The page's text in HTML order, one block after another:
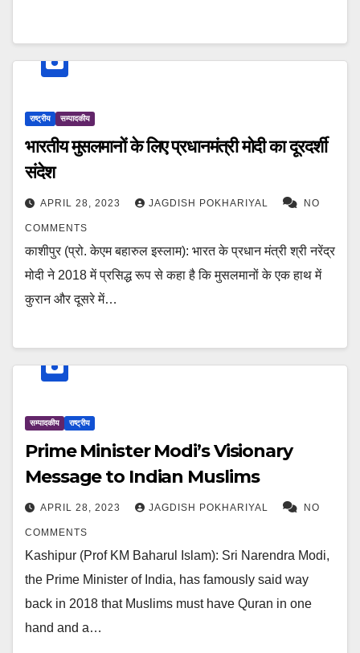
राष्ट्रीय सम्पादकीय
भारतीय मुसलमानों के लिए प्रधानमंत्री मोदी का दूरदर्शी
संदेश
APRIL 28, 2023 JAGDISH POKHARIYAL NO
COMMENTS
काशीपुर (प्रो. केएम बहारुल इस्लाम): भारत के प्रधान मंत्री श्री नरेंद्र
मोदी ने 2018 में प्रसिद्ध रूप से कहा है कि मुसलमानों के एक हाथ में
कुरान और दूसरे में…
सम्पादकीय राष्ट्रीय
Prime Minister Modi’s Visionary
Message to Indian Muslims
APRIL 28, 2023 JAGDISH POKHARIYAL NO
COMMENTS
Kashipur (Prof KM Baharul Islam): Sri Narendra Modi,
the Prime Minister of India, has famously said way
back in 2018 that Muslims must have Quran in one
hand and a…